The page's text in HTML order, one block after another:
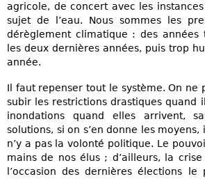
agricole, de concert avec les
sujet de l’eau. Nous sommes les
dérèglement climatique : des années
les deux dernières années, puis trop
année.
Il faut repenser tout le système. On ne
subir les restrictions drastiques quand
inondations quand elles arrivent,
solutions, si on s’en donne les moyens,
n’y a pas la volonté politique. Le
mains de nos élus ; d’ailleurs, la
l’occasion des dernières élections le